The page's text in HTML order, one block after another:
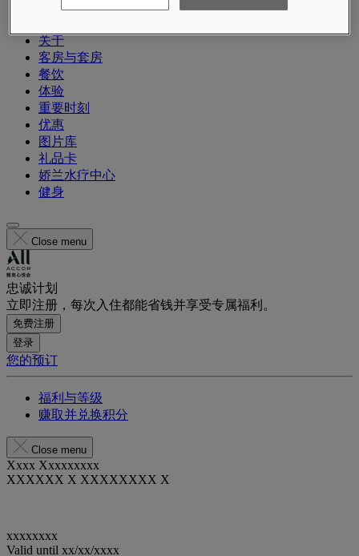
关于
客房与套房
餐饮
体验
重要时刻
优惠
图片库
礼品卡
娇兰水疗中心
健身
Close menu
忠诚计划
立即注册，每次入住都能省钱并享受专属福利。
免费注册
登录
您的预订
福利与等级
赚取并兑换积分
Close menu
Xxxx Xxxxxxxxx
XXXXXX X XXXXXXXX X
xxxxxxxx
Valid until xx/xx/xxxx